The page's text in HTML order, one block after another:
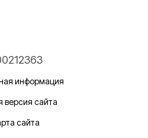
информация
версия сайта
сайта